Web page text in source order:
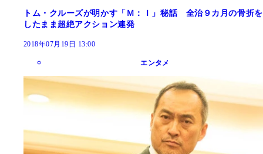
トム・クルーズが明かす「Ｍ：Ｉ」秘話 全治９カ月の骨折を
したまま超絶アクション連発
2018年07月19日 13:00
エンタメ